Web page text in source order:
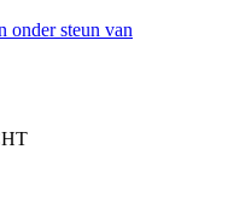
onder steun van